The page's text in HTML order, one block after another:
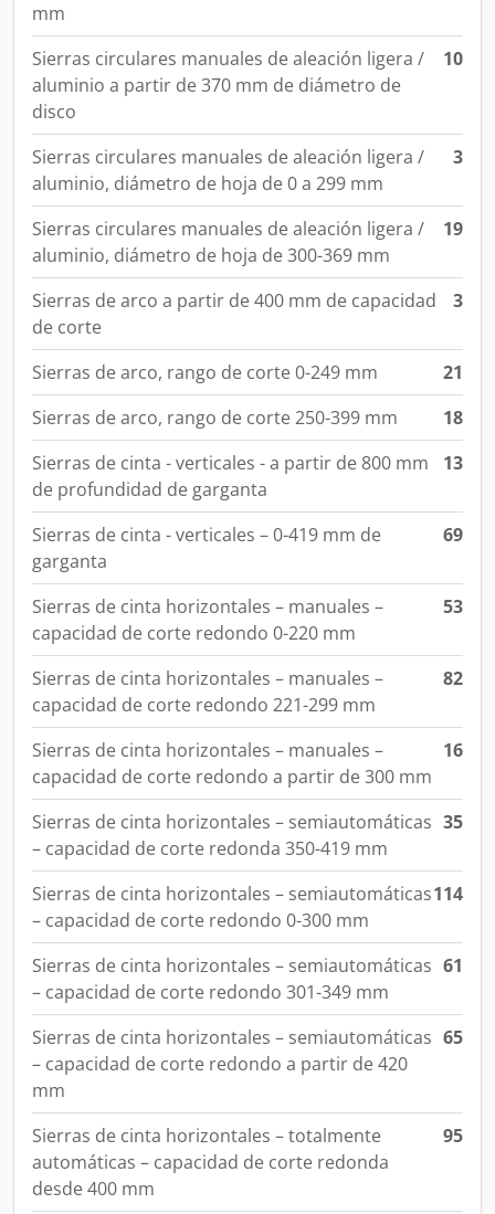
mm
Sierras circulares manuales de aleación ligera /
aluminio a partir de 370 mm de diámetro de
disco
10
Sierras circulares manuales de aleación ligera /
aluminio, diámetro de hoja de 0 a 299 mm
3
Sierras circulares manuales de aleación ligera /
aluminio, diámetro de hoja de 300-369 mm
19
Sierras de arco a partir de 400 mm de capacidad
de corte
3
Sierras de arco, rango de corte 0-249 mm
21
Sierras de arco, rango de corte 250-399 mm
18
Sierras de cinta - verticales - a partir de 800 mm
de profundidad de garganta
13
Sierras de cinta - verticales – 0-419 mm de
garganta
69
Sierras de cinta horizontales – manuales –
capacidad de corte redondo 0-220 mm
53
Sierras de cinta horizontales – manuales –
capacidad de corte redondo 221-299 mm
82
Sierras de cinta horizontales – manuales –
capacidad de corte redondo a partir de 300 mm
16
Sierras de cinta horizontales – semiautomáticas
– capacidad de corte redonda 350-419 mm
35
Sierras de cinta horizontales – semiautomáticas
– capacidad de corte redondo 0-300 mm
114
Sierras de cinta horizontales – semiautomáticas
– capacidad de corte redondo 301-349 mm
61
Sierras de cinta horizontales – semiautomáticas
– capacidad de corte redondo a partir de 420
mm
65
Sierras de cinta horizontales – totalmente
automáticas – capacidad de corte redonda
desde 400 mm
95